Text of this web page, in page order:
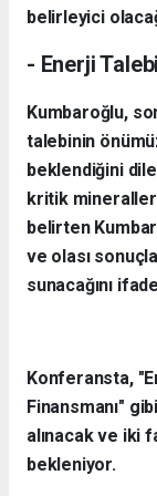
belirleyici
- Enerji
Kumbaroğlu,
talebinin
beklendiğini
kritik mineraller
belirten
ve olası
sunacağını
Konferansta,
Finansmanı"
alınacak ve iki
bekleniyor.